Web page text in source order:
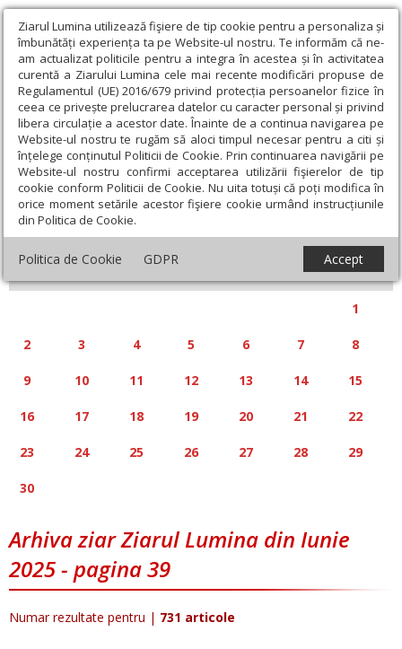
Ziarul Lumina utilizează fişiere de tip cookie pentru a personaliza și
îmbunătăți experiența ta pe Website-ul nostru. Te informăm că ne-
am actualizat politicile pentru a integra în acestea și în activitatea
curentă a Ziarului Lumina cele mai recente modificări propuse de
Regulamentul (UE) 2016/679 privind protecția persoanelor fizice în
ceea ce privește prelucrarea datelor cu caracter personal și privind
libera circulație a acestor date. Înainte de a continua navigarea pe
Website-ul nostru te rugăm să aloci timpul necesar pentru a citi și
înțelege conținutul Politicii de Cookie. Prin continuarea navigării pe
Website-ul nostru confirmi acceptarea utilizării fişierelor de tip
cookie conform Politicii de Cookie. Nu uita totuși că poți modifica în
orice moment setările acestor fişiere cookie urmând instrucțiunile
din Politica de Cookie.
Politica de Cookie GDPR Accept
Calendar articole
« »
IUNIE 2025
S D
1
2 3 4 5 6 7 8
9 10 11 12 13 14 15
16 17 18 19 20 21 22
23 24 25 26 27 28 29
30
Arhiva ziar Ziarul Lumina din Iunie
2025 - pagina 39
Numar rezultate pentru | 731 articole